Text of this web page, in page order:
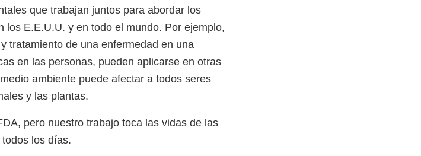
que trabajan juntos para abordar los
los E.E.U.U. y en todo el mundo. Por ejemplo,
tratamiento de una enfermedad en una
en las personas, pueden aplicarse en otras
ambiente puede afectar a todos seres
y las plantas.
pero nuestro trabajo toca las vidas de las
los días.